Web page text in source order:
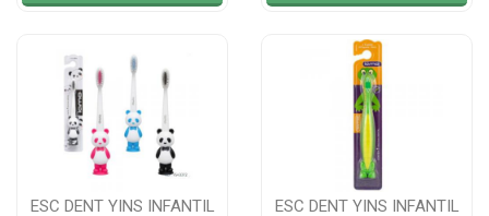
ESC DENT YINS INFANTIL
ESC DENT YINS INFANTIL